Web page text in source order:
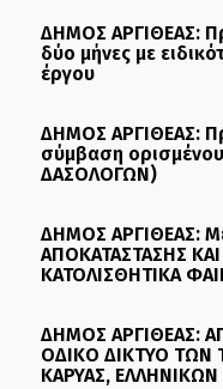
ΔΗΜΟΣ ΑΡΓΙΘΕΑΣ:
δύο μήνες με
έργου
ΔΗΜΟΣ ΑΡΓΙΘΕΑΣ:
σύμβαση
ΔΑΣΟΛΟΓΩΝ)
ΔΗΜΟΣ ΑΡΓΙΘΕΑΣ:
ΑΠΟΚΑΤΑΣΤΑΣΗΣ
ΚΑΤΟΛΙΣΘΗΤΙΚΑ
ΔΗΜΟΣ ΑΡΓΙΘΕΑΣ:
ΟΔΙΚΟ ΔΙΚΤΥΟ ΤΩΝ
ΚΑΡΥΑΣ,